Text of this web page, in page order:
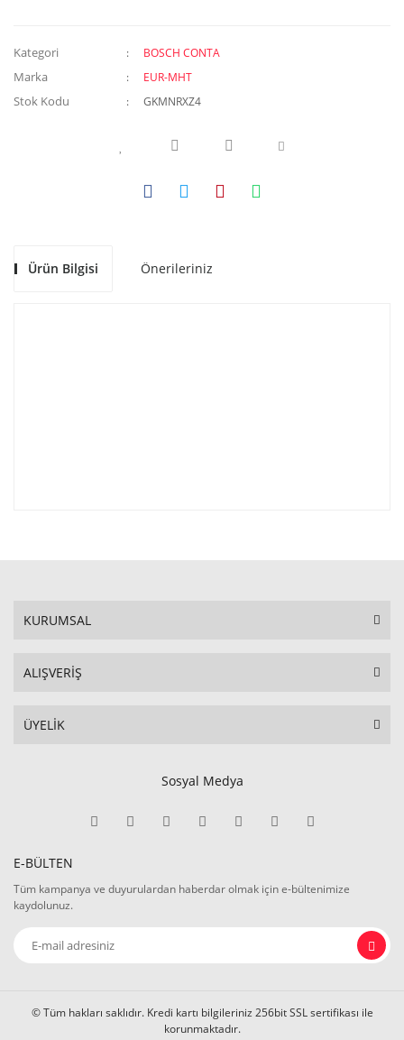
Kategori BOSCH CONTA
Marka EUR-MHT
Stok Kodu GKMNRXZ4
Ürün Bilgisi Önerileriniz
KURUMSAL
ALIŞVERİŞ
ÜYELİK
Sosyal Medya
E-BÜLTEN
Tüm kampanya ve duyurulardan haberdar olmak için e-bültenimize
kaydolunuz.
© Tüm hakları saklıdır. Kredi kartı bilgileriniz 256bit SSL sertifikası ile
korunmaktadır.